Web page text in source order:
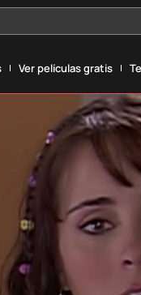
Ver películas gratis